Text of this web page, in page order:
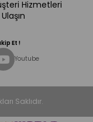
Hizmetleri
Et !
Youtube
Saklıdır.